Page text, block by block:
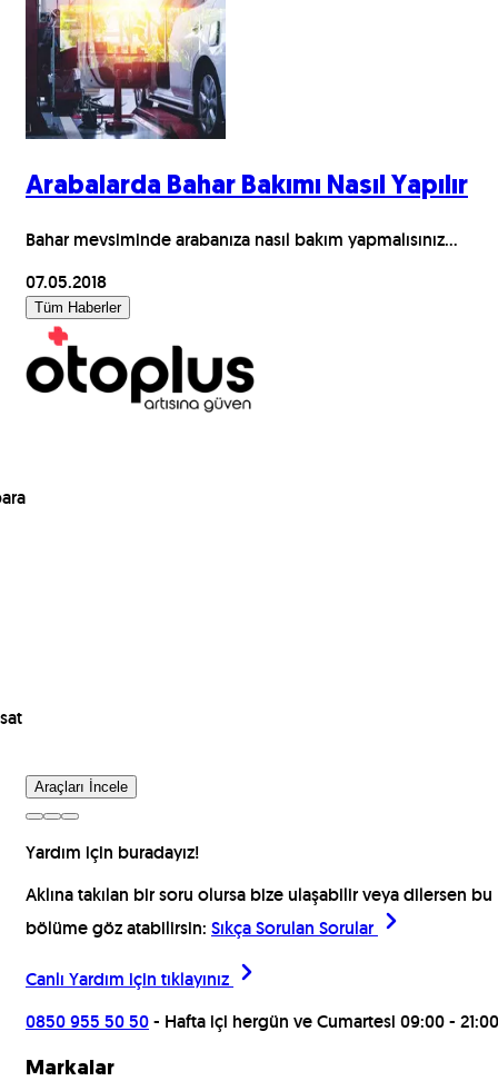
Arabalarda Bahar Bakımı Nasıl Yapılır
Bahar mevsiminde arabanıza nasıl bakım yapmalısınız...
07.05.2018
Tüm Haberler
Araçları İncele
Yardım için buradayız!
Aklına takılan bir soru olursa bize ulaşabilir veya dilersen bu
bölüme göz atabilirsin: Sıkça Sorulan Sorular
Canlı Yardım için tıklayınız
0850 955 50 50- Hafta içi hergün ve Cumartesi 09:00 - 21:00
Markalar